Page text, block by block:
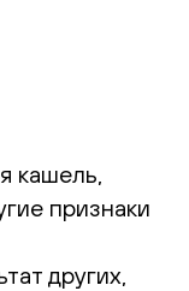
кашель,
признаки
других,